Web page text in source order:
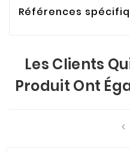
Références
Les Clients
Produit Ont
